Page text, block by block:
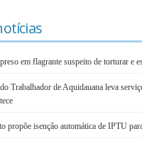
em flagrante suspeito de torturar e
Trabalhador de Aquidauana leva
propõe isenção automática de IPTU